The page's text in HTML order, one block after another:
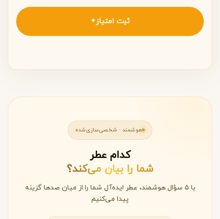
ثبت امتیاز ✦
هوشمند · شخصی‌سازی‌شده
کدام عطر
شما را بیان می‌کند؟
با ۵ سؤال هوشمند، عطر ایده‌آل شما را از میان صدها گزینه
پیدا می‌کنیم